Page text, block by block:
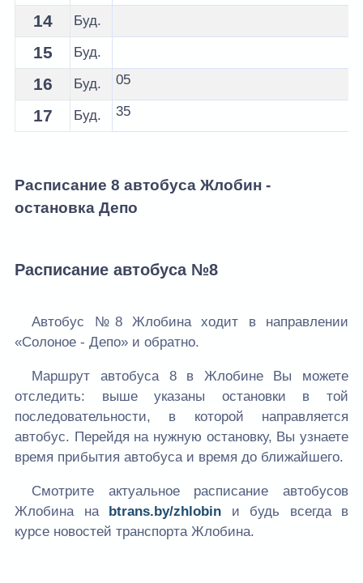
14 Буд.
15 Буд.
16 Буд. 05
17 Буд. 35
Расписание 8 автобуса Жлобин -
остановка Депо
Расписание автобуса №8
Автобус №8 Жлобина ходит в направлении
«Солоное - Депо» и обратно.
Маршрут автобуса 8 в Жлобине Вы можете
отследить: выше указаны остановки в той
последовательности, в которой направляется
автобус. Перейдя на нужную остановку, Вы узнаете
время прибытия автобуса и время до ближайшего.
Смотрите актуальное расписание автобусов
Жлобина на btrans.by/zhlobin и будь всегда в
курсе новостей транспорта Жлобина.